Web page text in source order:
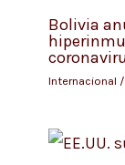
Bolivia
Internacional